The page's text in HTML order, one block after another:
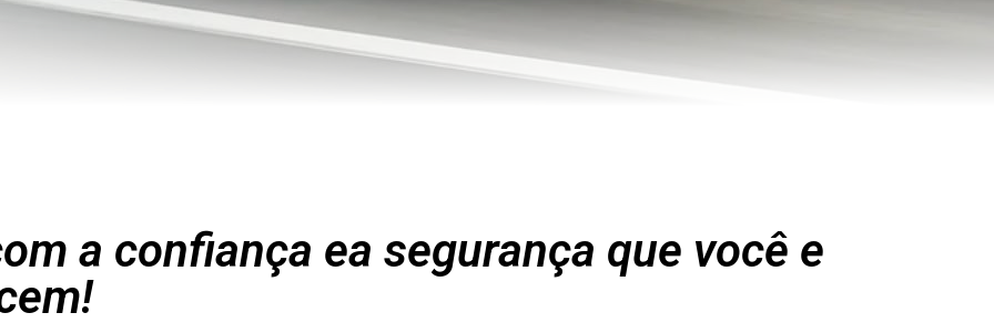
a confiança ea segurança que você e